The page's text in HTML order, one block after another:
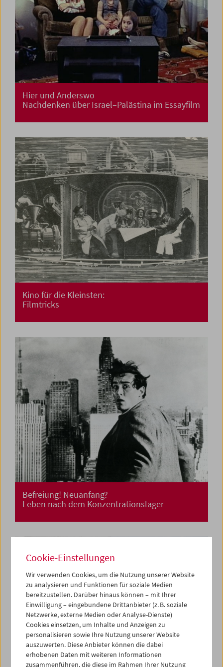
Hier und Anderswo
Nachdenken über Israel–Palästina im Essayfilm
Kino für die Kleinsten:
Filmtricks
Befreiung! Neuanfang?
Leben nach dem Konzentrationslager
Cookie-Einstellungen
Wir verwenden Cookies, um die Nutzung unserer Website
zu analysieren und Funktionen für soziale Medien
bereitzustellen. Darüber hinaus können – mit Ihrer
Einwilligung – eingebundene Drittanbieter (z. B. soziale
Netzwerke, externe Medien oder Analyse-Dienste)
Cookies einsetzen, um Inhalte und Anzeigen zu
personalisieren sowie Ihre Nutzung unserer Website
auszuwerten. Diese Anbieter können die dabei
erhobenen Daten mit weiteren Informationen
zusammenführen, die diese im Rahmen Ihrer Nutzung